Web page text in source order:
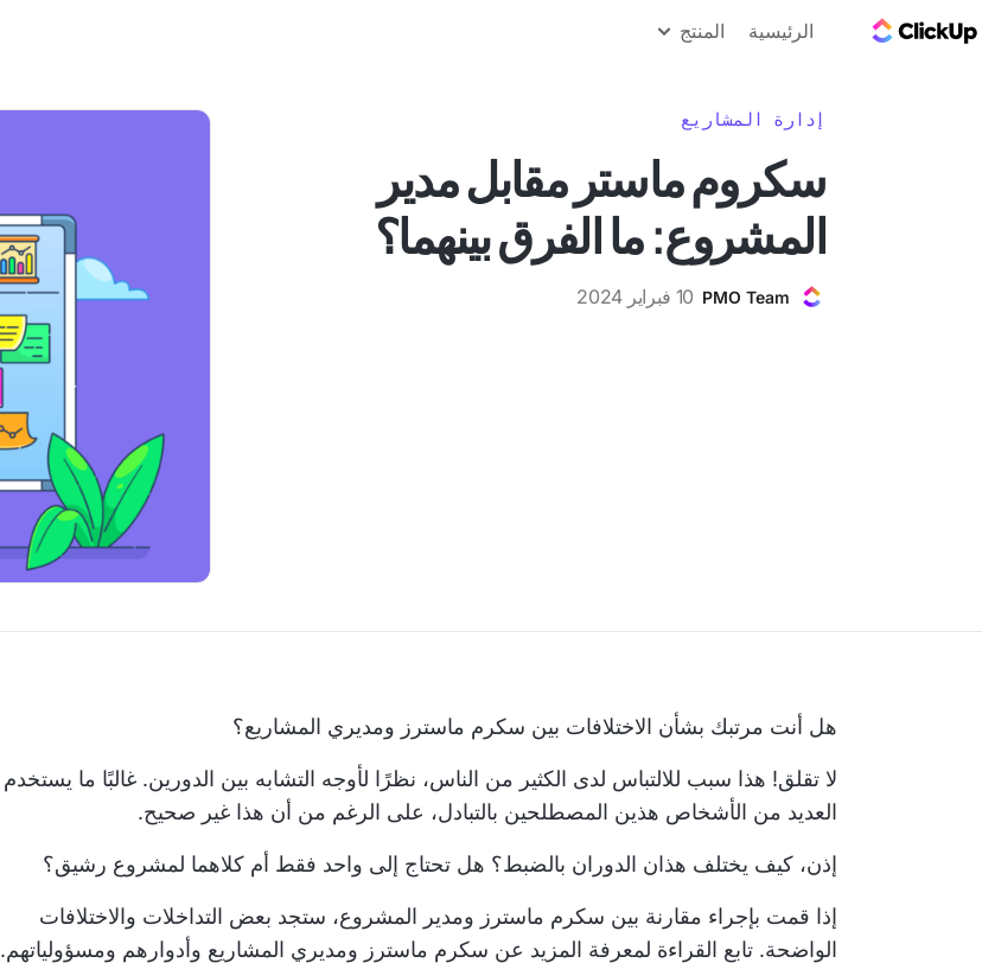
الرئيسية المنتج
إدارة المشاريع
سكروم ماستر مقابل مدير
المشروع: ما الفرق بينهما؟
PMO Team 10 فبراير 2024
هل أنت مرتبك بشأن الاختلافات بين سكرم ماسترز ومديري المشاريع؟
لا تقلق! هذا سبب للالتباس لدى الكثير من الناس، نظرًا لأوجه التشابه بين الدورين. غالبًا ما يستخدم
العديد من الأشخاص هذين المصطلحين بالتبادل، على الرغم من أن هذا غير صحيح.
إذن، كيف يختلف هذان الدوران بالضبط؟ هل تحتاج إلى واحد فقط أم كلاهما لمشروع رشيق؟
إذا قمت بإجراء مقارنة بين سكرم ماسترز ومدير المشروع، ستجد بعض التداخلات والاختلافات
الواضحة. تابع القراءة لمعرفة المزيد عن سكرم ماسترز ومديري المشاريع وأدوارهم ومسؤولياتهم.